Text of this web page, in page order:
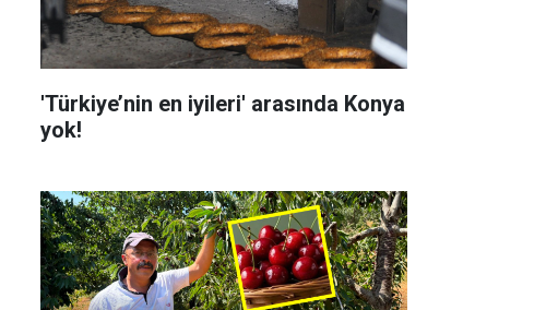
'Türkiye’nin en iyileri' arasında Konya
yok!